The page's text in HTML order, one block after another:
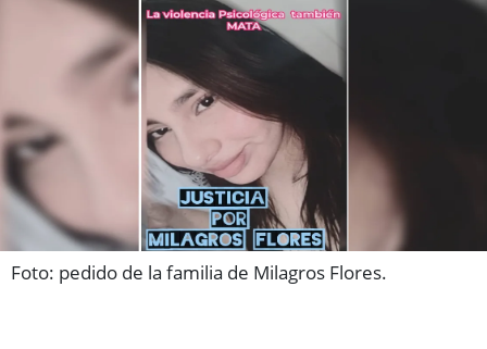
Foto: pedido de la familia de Milagros Flores.